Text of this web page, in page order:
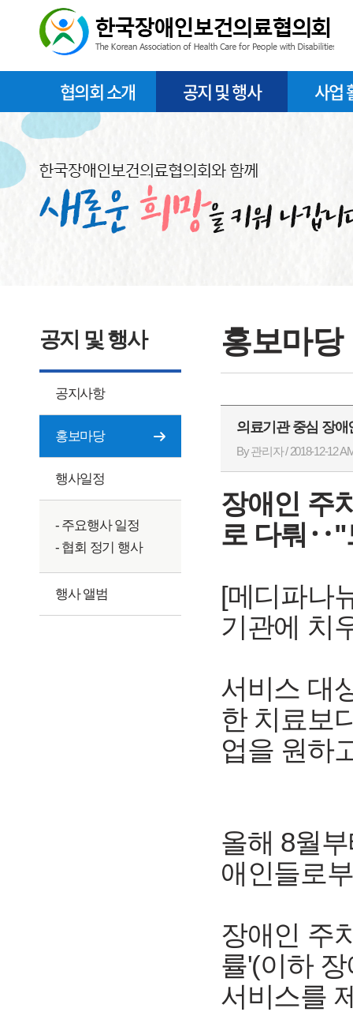
협의회 소개 공지 및 행사 사업
공지 및 행사
공지사항
홍보마당
행사일정
- 주요행사 일정
- 협회 정기 행사
행사 앨범
홍보마당
의료기관 중심 장
By 관리자 / 2018-12-12
장애인 주
로 다뤄‥"
[메디파나
기관에 치
서비스 대
한 치료보
업을 원하
올해 8월
애인들로
장애인 주
률'(이하
서비스를